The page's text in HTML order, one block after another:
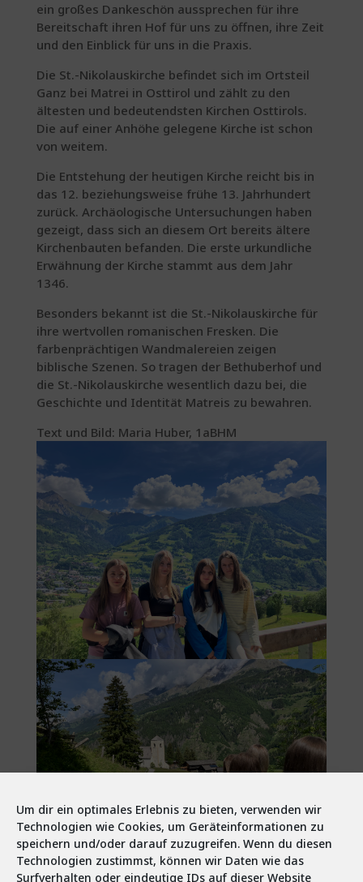
Um dir ein optimales Erlebnis zu bieten, verwenden wir
Technologien wie Cookies, um Geräteinformationen zu
speichern und/oder darauf zuzugreifen. Wenn du diesen
Technologien zustimmst, können wir Daten wie das
Surfverhalten oder eindeutige IDs auf dieser Website
ein großes Dankeschön aussprechen für ihre
Bereitschaft ihren Hof für uns zu öffnen, ihre Zeit
und den Einblick für uns in die Praxis.
Die St.-Nikolauskirche befindet sich im Ortsteil
Ganz bei Matrei in Osttirol und zählt zu den
ältesten und bedeutendsten Kirchen Osttirols.
Die auf einer Anhöhe gelegene Kirche ist schon
von weitem.
Die Entstehung der heutigen Kirche reicht bis in
das 12. beziehungsweise frühe 13. Jahrhundert
zurück. Archäologische Untersuchungen haben
gezeigt, dass sich an diesem Ort bereits ältere
Kirchenbauten befanden. Die erste urkundliche
Erwähnung der Kirche stammt aus dem Jahr
1346.
Besonders bekannt ist die St.-Nikolauskirche für
ihre wertvollen romanischen Fresken. Die
farbenprächtigen Wandmalereien zeigen
biblische Szenen. So tragen der Bethuberhof und
die St.-Nikolauskirche wesentlich dazu bei, die
Geschichte und Identität Matreis zu bewahren.
Text und Bild: Maria Huber, 1aBHM